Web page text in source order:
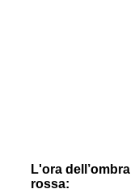
L'ora dell’ombra
rossa: